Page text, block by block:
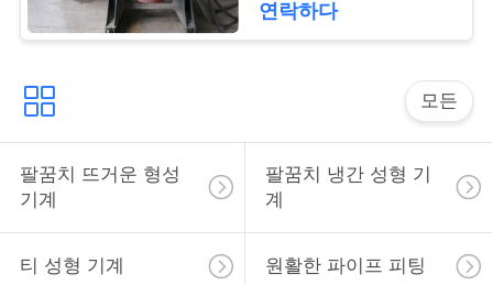
용
문
을
요
구
하
연락하다
모든
팔꿈치 뜨거운 형성
기계
팔꿈치 냉간 성형 기
계
티 성형 기계 원활한 파이프 피팅